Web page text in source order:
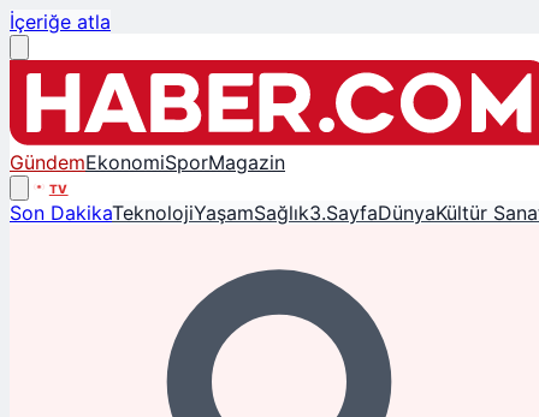
İçeriğe atla
GündemEkonomiSporMagazin
TV
Son DakikaTeknolojiYaşamSağlık3.SayfaDünyaKültür